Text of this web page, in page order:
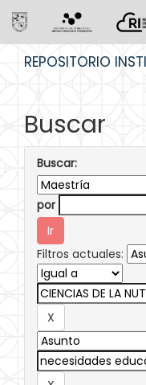
REPOSITORIO
Buscar
Buscar:
por
Filtros actuales: